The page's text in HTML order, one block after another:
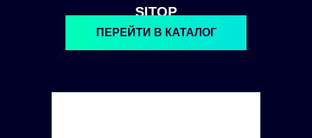
SITOP
ПЕРЕЙТИ В КАТАЛОГ